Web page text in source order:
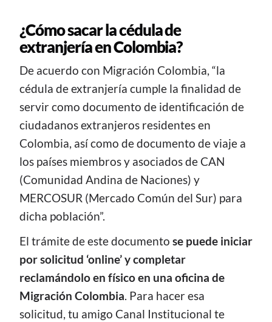
¿Cómo sacar la cédula de
extranjería en Colombia?
De acuerdo con Migración Colombia, “la
cédula de extranjería cumple la finalidad de
servir como documento de identificación de
ciudadanos extranjeros residentes en
Colombia, así como de documento de viaje a
los países miembros y asociados de CAN
(Comunidad Andina de Naciones) y
MERCOSUR (Mercado Común del Sur) para
dicha población”.
El trámite de este documento se puede iniciar
por solicitud ‘online’ y completar
reclamándolo en físico en una oficina de
Migración Colombia. Para hacer esa
solicitud, tu amigo Canal Institucional te